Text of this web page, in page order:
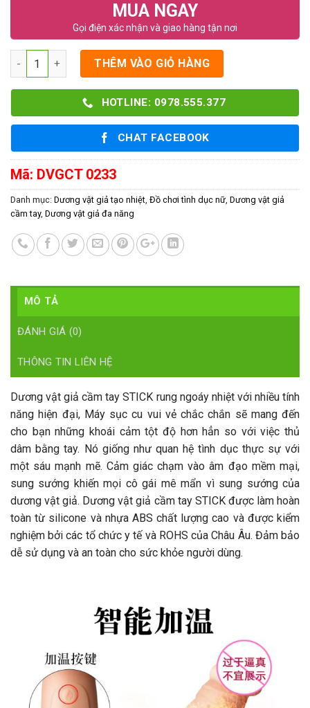
MUA NGAY
Gọi điện xác nhận và giao hàng tận nơi
Số lượng THÊM VÀO GIỎ HÀNG
HOTLINE: 0978.555.377
CHAT FACEBOOK
Mã: DVGCT 0233
Danh mục: Dương vật giả tạo nhiệt, Đồ chơi tình dục nữ, Dương vật giả
cầm tay, Dương vật giả đa năng
MÔ TẢ
ĐÁNH GIÁ (0)
THÔNG TIN LIÊN HỆ
Dương vật giả cầm tay STICK rung ngoáy nhiệt với nhiều tính
năng hiện đại, Máy sục cu vui vẻ chắc chắn sẽ mang đến
cho bạn những khoái cảm tột độ hơn hẳn so với việc thủ
dâm bằng tay. Nó giống như quan hệ tình dục thực sự với
một sáu mạnh mẽ. Cảm giác chạm vào âm đạo mềm mại,
sung sướng khiến mọi cô gái mê mẩn vì sung sướng của
dương vật giả. Dương vật giả cầm tay STICK được làm hoàn
toàn từ silicone và nhựa ABS chất lượng cao và được kiểm
nghiệm bởi các tổ chức y tế và ROHS của Châu Âu. Đảm bảo
dễ sử dụng và an toàn cho sức khỏe người dùng.